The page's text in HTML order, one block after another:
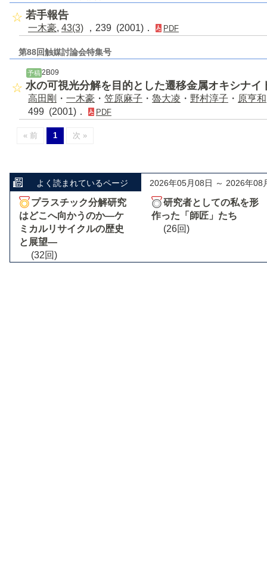
若手報告
一木豪, 43(3) ，239 (2001)． PDF
第88回触媒討論会特集号
予稿 2B09
水の可視光分解を目的とした遷移金属オキシナイ
高田剛 ・ 一木豪 ・ 笠原麻子 ・ 魯大凌 ・ 野村淳子 ・ 原亨和
499 (2001)．
PDF
« 前 1 次 »
よく読まれているページ 2026年05月08日 ～ 2026年08
プラスチック分解研究
はどこへ向かうのか―ケ
ミカルリサイクルの歴史
と展望―
(32回)
研究者としての私を形
作った「師匠」たち
(26回)